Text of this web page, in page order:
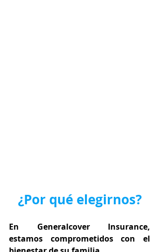
¿Por qué elegirnos?
En Generalcover Insurance,
estamos comprometidos con el